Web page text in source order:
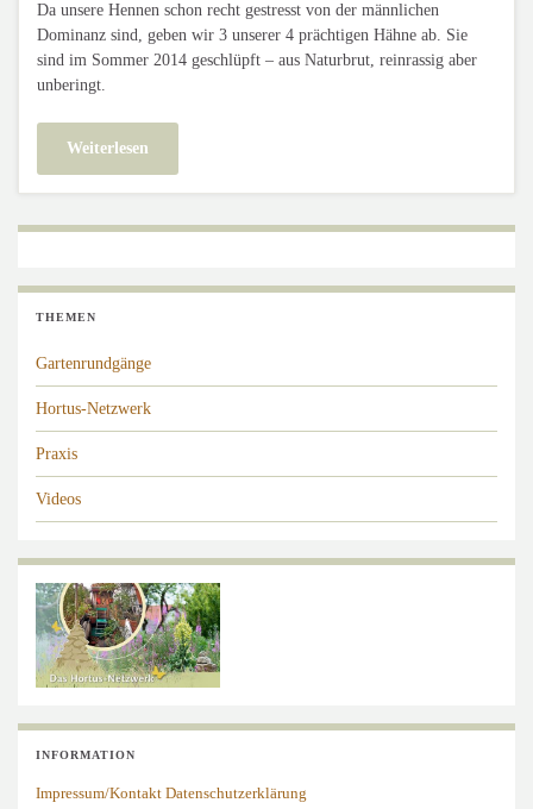
Da unsere Hennen schon recht gestresst von der männlichen
Dominanz sind, geben wir 3 unserer 4 prächtigen Hähne ab. Sie
sind im Sommer 2014 geschlüpft – aus Naturbrut, reinrassig aber
unberingt.
Weiterlesen
THEMEN
Gartenrundgänge
Hortus-Netzwerk
Praxis
Videos
INFORMATION
Impressum/Kontakt Datenschutzerklärung